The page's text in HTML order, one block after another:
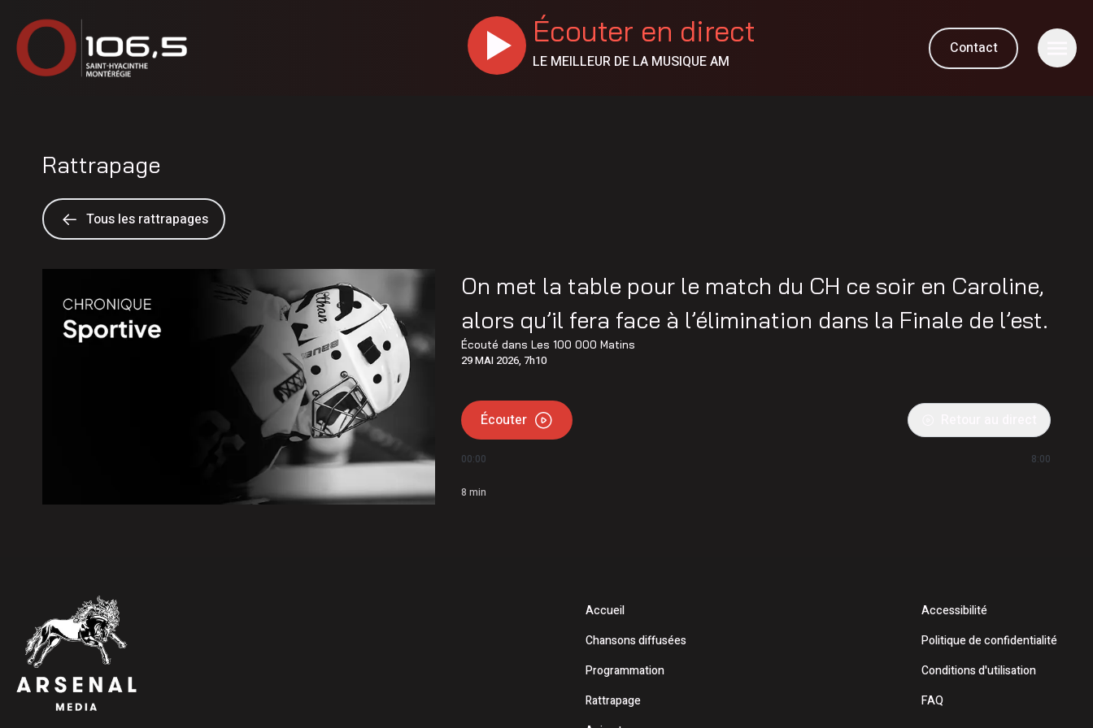
Écouter en direct
LE MEILLEUR DE LA MUSIQUE AM
Contact
Rattrapage
Tous les rattrapages
On met la table pour le match du CH ce soir en Caroline,
alors qu’il fera face à l’élimination dans la Finale de l’est.
Écouté dansLes 100 000 Matins
29 MAI 2026, 7h10
Écouter
00:00 8:00
8 min
Accueil
Chansons diffusées
Programmation
Rattrapage
Accessibilité
Politique de confidentialité
Conditions d'utilisation
FAQ